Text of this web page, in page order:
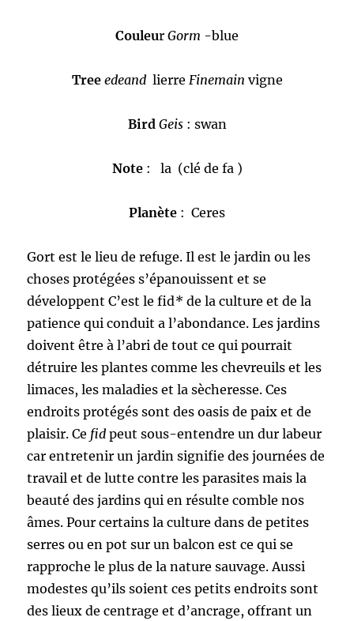
Couleur Gorm -blue
Tree edeand lierre Finemain vigne
Bird Geis: swan
Note: la (clé de fa )
Planète : Ceres
Gort est le lieu de refuge. Il est le jardin ou les
choses protégées s’épanouissent et se
développent C’est le fid* de la culture et de la
patience qui conduit a l’abondance. Les jardins
doivent être à l’abri de tout ce qui pourrait
détruire les plantes comme les chevreuils et les
limaces, les maladies et la sècheresse. Ces
endroits protégés sont des oasis de paix et de
plaisir. Ce fid peut sous-entendre un dur labeur
car entretenir un jardin signifie des journées de
travail et de lutte contre les parasites mais la
beauté des jardins qui en résulte comble nos
âmes. Pour certains la culture dans de petites
serres ou en pot sur un balcon est ce qui se
rapproche le plus de la nature sauvage. Aussi
modestes qu’ils soient ces petits endroits sont
des lieux de centrage et d’ancrage, offrant un